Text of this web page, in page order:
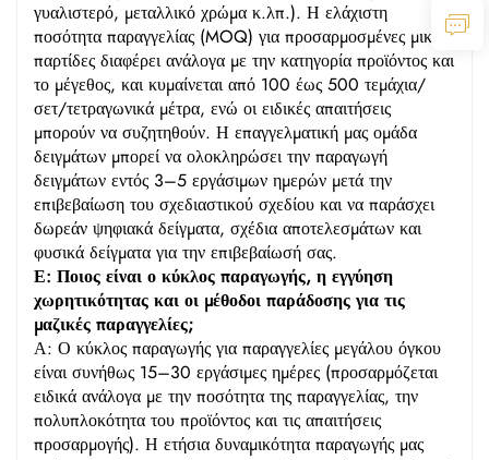
γυαλιστερό, μεταλλικό χρώμα κ.λπ.). Η ελάχιστη
ποσότητα παραγγελίας (MOQ) για προσαρμοσμένες μικρές
παρτίδες διαφέρει ανάλογα με την κατηγορία προϊόντος και
το μέγεθος, και κυμαίνεται από 100 έως 500 τεμάχια/
σετ/τετραγωνικά μέτρα, ενώ οι ειδικές απαιτήσεις
μπορούν να συζητηθούν. Η επαγγελματική μας ομάδα
δειγμάτων μπορεί να ολοκληρώσει την παραγωγή
δειγμάτων εντός 3–5 εργάσιμων ημερών μετά την
επιβεβαίωση του σχεδιαστικού σχεδίου και να παράσχει
δωρεάν ψηφιακά δείγματα, σχέδια αποτελεσμάτων και
φυσικά δείγματα για την επιβεβαίωσή σας.
Ε: Ποιος είναι ο κύκλος παραγωγής, η εγγύηση
χωρητικότητας και οι μέθοδοι παράδοσης για τις
μαζικές παραγγελίες;
Α: Ο κύκλος παραγωγής για παραγγελίες μεγάλου όγκου
είναι συνήθως 15–30 εργάσιμες ημέρες (προσαρμόζεται
ειδικά ανάλογα με την ποσότητα της παραγγελίας, την
πολυπλοκότητα του προϊόντος και τις απαιτήσεις
προσαρμογής). Η ετήσια δυναμικότητα παραγωγής μας